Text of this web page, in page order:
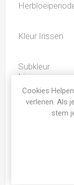
Kleur Irissen
Subkleur
Irissen
Cookies
verlenen. Als
stem